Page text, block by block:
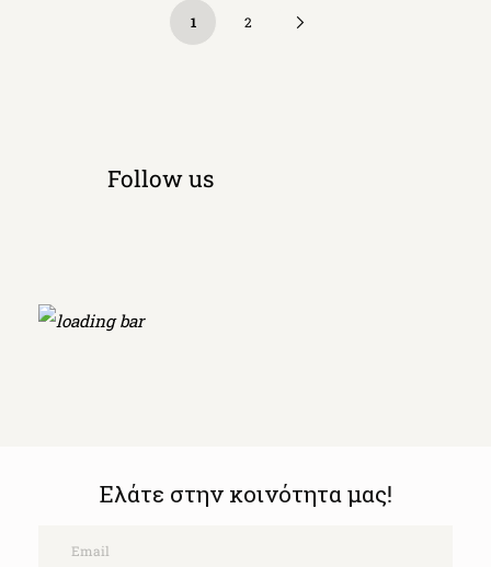
1 2
Follow us
Ελάτε στην κοινότητα μας!